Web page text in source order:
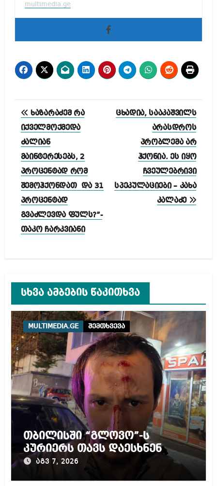
multimedia.ge
პოსტის
ნავიგაცია
ხაზარაძემ რა
იქველმოქმედა
ძალიან
მაინტერესებს, 2
პროცენტად რომ
შემოჰქონდათ და 31
პროცენტად
გვაძლევდა ფულს?”-
თაკო ჩარკვიანი
ცხადია, სააკაშვილს
არასდროს
პრობლემა არ
ჰქონია. ეს იყო
ჩვეულებრივი
სპეკულაციები – კახა
კალაძე
სხვა ამბების წაკითხვა
MULTIMEDIA.GE შემთხვევა
თბილისში “გლოვო”-ს
კურიერს თავს დაესხნენ
აგვ 7, 2026